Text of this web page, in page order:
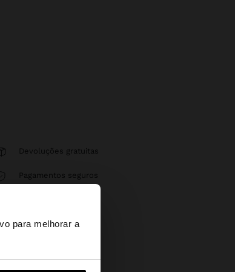
para melhorar a
Devoluções gratuitas
Pagamentos seguros